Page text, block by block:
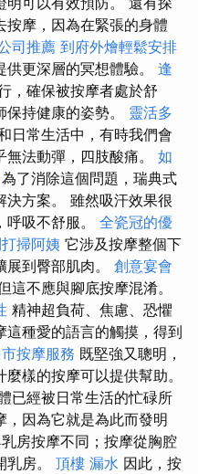
按摩，因為在緊張的身體
司推薦 到府外燴輕鬆安排
更深層的冥想體驗。 逢
，確保被按摩者處於舒
持健康的姿勢。 靈活多
日常生活中，有時我們會
法動彈，四肢酸痛。 如
為了消除這個問題，瑞典式
決方案。 雖然吸汗效果很
吸不舒服。 全瓷冠的優
掃阿姨 它涉及按摩整個下
到臀部肌肉。 創意宴會
這不應與腳底按摩混淆。
精神超負荷、焦慮、恐懼
種愛的語言的觸摸，得到
按摩服務 既堅強又聰明，
樣的按摩可以提供幫助。
已經被日常生活的忙碌所
，因為它就是為此而發明
房按摩不同；按摩從胸腔
乳房。 頂樓 漏水 因此，按